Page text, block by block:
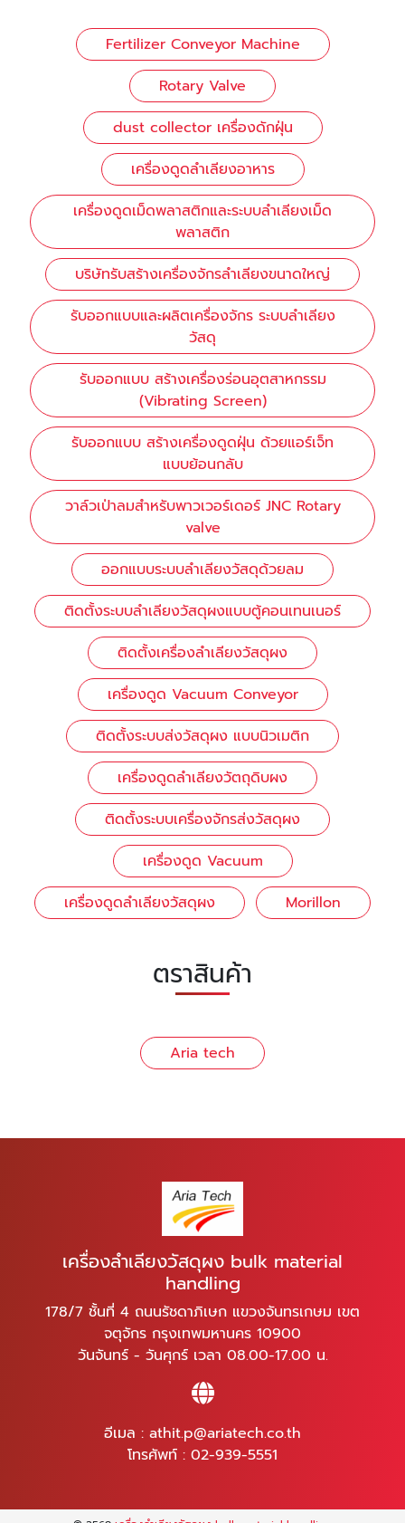
Fertilizer Conveyor Machine
Rotary Valve
dust collector เครื่องดักฝุ่น
เครื่องดูดลำเลียงอาหาร
เครื่องดูดเม็ดพลาสติกและระบบลำเลียงเม็ด
พลาสติก
บริษัทรับสร้างเครื่องจักรลำเลียงขนาดใหญ่
รับออกแบบและผลิตเครื่องจักร ระบบลำเลียง
วัสดุ
รับออกแบบ สร้างเครื่องร่อนอุตสาหกรรม
(Vibrating Screen)
รับออกแบบ สร้างเครื่องดูดฝุ่น ด้วยแอร์เจ็ท
แบบย้อนกลับ
วาล์วเป่าลมสำหรับพาวเวอร์เดอร์ JNC Rotary
valve
ออกแบบระบบลำเลียงวัสดุด้วยลม
ติดตั้งระบบลำเลียงวัสดุผงแบบตู้คอนเทนเนอร์
ติดตั้งเครื่องลำเลียงวัสดุผง
เครื่องดูด Vacuum Conveyor
ติดตั้งระบบส่งวัสดุผง แบบนิวเมติก
เครื่องดูดลำเลียงวัตถุดิบผง
ติดตั้งระบบเครื่องจักรส่งวัสดุผง
เครื่องดูด Vacuum
เครื่องดูดลำเลียงวัสดุผง
Morillon
ตราสินค้า
Aria tech
เครื่องลำเลียงวัสดุผง bulk material
handling
178/7 ชั้นที่ 4 ถนนรัชดาภิเษก แขวงจันทรเกษม เขต
จตุจักร กรุงเทพมหานคร 10900
วันจันทร์ - วันศุกร์ เวลา 08.00-17.00 น.
อีเมล : athit.p@ariatech.co.th
โทรศัพท์ : 02-939-5551